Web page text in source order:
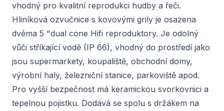
vhodný pro kvalitní reprodukci hudby a řeči.
Hliníková ozvučnice s kovovými grily je osazena
dvěma 5 "dual cone Hifi reproduktory. Je odolný
vůči stříkající vodě (IP 66), vhodný do prostředí jako
jsou supermarkety, koupaliště, obchodní domy,
výrobní haly, železniční stanice, parkoviště apod.
Pro vyšší bezpečnost má keramickou svorkovnici a
tepelnou pojistku. Dodává se spolu s držákem na